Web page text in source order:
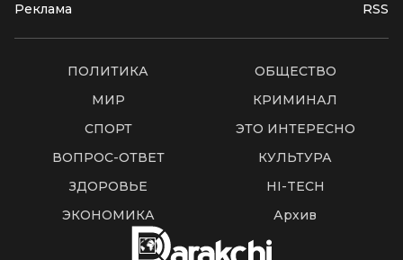
Реклама RSS
ПОЛИТИКА
ОБЩЕСТВО
МИР
КРИМИНАЛ
СПОРТ
ЭТО ИНТЕРЕСНО
ВОПРОС-ОТВЕТ
КУЛЬТУРА
ЗДОРОВЬЕ
HI-TECH
ЭКОНОМИКА
Архив